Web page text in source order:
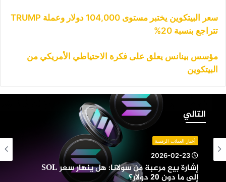
سعر البيتكوين يختبر مستوى 104,000 دولار وعملة TRUMP
تتراجع بنسبة 20%
مؤسس بينانس يعلق على فكرة الاحتياطي الأمريكي من
البيتكوين
التالي
سولانا:
هل
ينهار
أخبار العملات الرقمية
2026-02-23
إشارة بيع مرعبة من سولانا: هل ينهار سعر SOL
إلى ما دون 20 دولار؟